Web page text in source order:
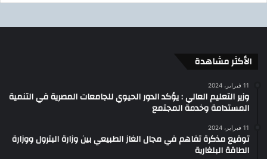
الأكثر مشاهدة
11 فبراير، 2024
وزير التعليم العالي : يؤكد الدور الحيوي للجامعات المصرية في التنمية
المستدامة وخدمة المجتمع
11 فبراير، 2024
توقيع مذكرة تفاهم في مجال الغاز الطبيعي بين وزارة البترول ووزارة
الطاقة البلغارية